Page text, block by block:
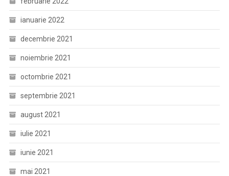
ianuarie 2022
decembrie 2021
noiembrie 2021
octombrie 2021
septembrie 2021
august 2021
iulie 2021
iunie 2021
mai 2021